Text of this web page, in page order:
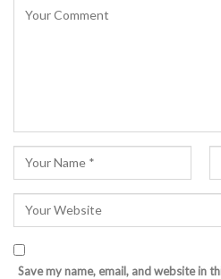
Save my name, email, and website in